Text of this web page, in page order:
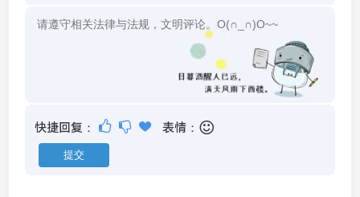
快捷回复： 表情：